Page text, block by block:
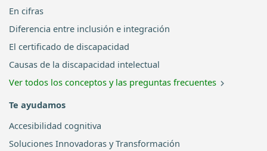
En cifras
Diferencia entre inclusión e integración
El certificado de discapacidad
Causas de la discapacidad intelectual
Ver todos los conceptos y las preguntas frecuentes
Te ayudamos
Accesibilidad cognitiva
Soluciones Innovadoras y Transformación